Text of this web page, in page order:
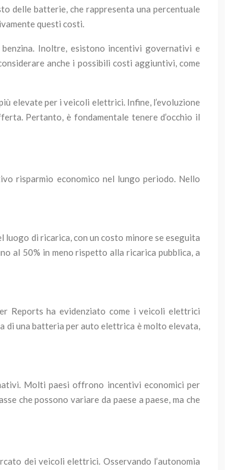
delle batterie, che rappresenta una percentuale
questi costi.
Inoltre, esistono incentivi governativi e
anche i possibili costi aggiuntivi, come
elevate per i veicoli elettrici. Infine, l’evoluzione
Pertanto, è fondamentale tenere d’occhio il
risparmio economico nel lungo periodo. Nello
luogo di ricarica, con un costo minore se eseguita
al 50% in meno rispetto alla ricarica pubblica, a
Reports ha evidenziato come i veicoli elettrici
di una batteria per auto elettrica è molto elevata,
Molti paesi offrono incentivi economici per
che possono variare da paese a paese, ma che
dei veicoli elettrici. Osservando l’autonomia